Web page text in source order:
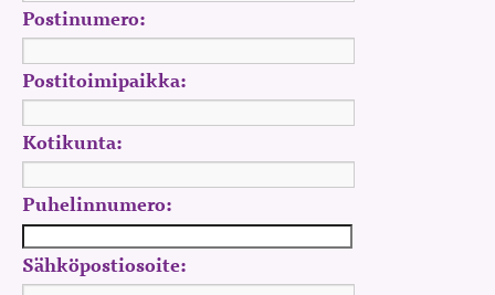
Postinumero:
Postitoimipaikka:
Kotikunta:
Puhelinnumero:
Sähköpostiosoite: